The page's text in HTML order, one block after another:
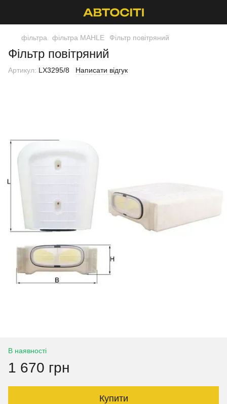
фільтра фільтра MAHLE Фільтр повітряний
Фільтр повітряний
Артикул: LX3295/8 Написати відгук
В наявності
1 670 грн
Купити